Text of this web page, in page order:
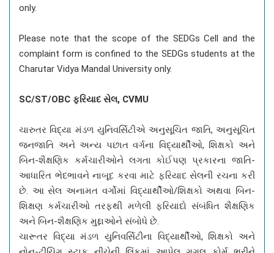
only.
Please note that the scope of the SEDGs Cell and the
complaint form is confined to the SEDGs students at the
Charutar Vidya Mandal University only.
SC/ST/OBC ફરિયાદ સેલ, CVMU
ચારુતર વિદ્યા મંડળ યુનિવર્સિટીએ અનુસૂચિત જાતિ, અનુસૂચિત
જનજાતિ અને અન્ય પછાત વર્ગના વિદ્યાર્થીઓ, શિક્ષકો અને
બિન-શૈક્ષણિક કર્મચારીઓને લગતા કોઈપણ પ્રકારના જાતિ-
આધારિત ભેદભાવને નાબૂદ કરવા માટે ફરિયાદ સેલની રચના કરી
છે. આ સેલ અનામત વર્ગોમાં વિદ્યાર્થીઓ/શિક્ષકો અથવા બિન-
શિક્ષણ કર્મચારીઓ તરફથી મળેલી ફરિયાદો સંબંધિત શૈક્ષણિક
અને બિન-શૈક્ષણિક મુદ્દાઓને સંબોધે છે.
ચારૂતર વિદ્યા મંડળ યુનિવર્સિટીના વિદ્યાર્થીઓ, શિક્ષકો અને